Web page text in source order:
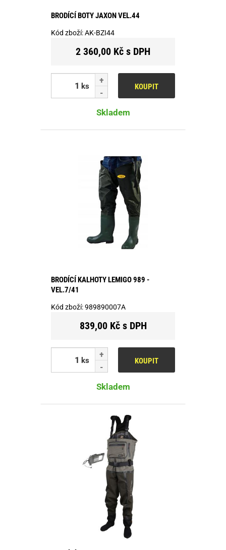
BRODÍCÍ BOTY JAXON VEL.44
Kód zboží:AK-BZI44
2 360,00 Kč s DPH
ks KOUPIT
Skladem
BRODÍCÍ KALHOTY LEMIGO 989 -
VEL.7/41
Kód zboží:989890007A
839,00 Kč s DPH
ks KOUPIT
Skladem